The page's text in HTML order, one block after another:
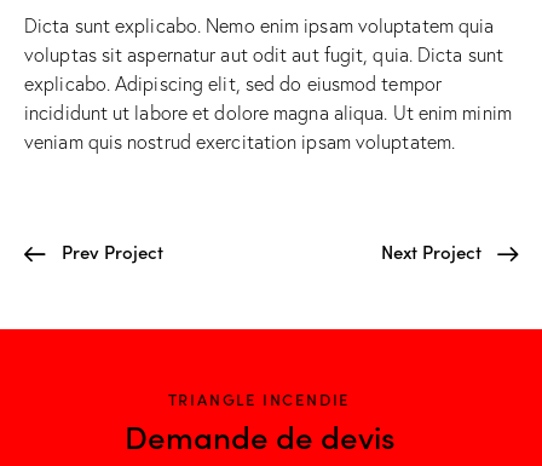
Dicta sunt explicabo. Nemo enim ipsam voluptatem quia
voluptas sit aspernatur aut odit aut fugit, quia. Dicta sunt
explicabo. Adipiscing elit, sed do eiusmod tempor
incididunt ut labore et dolore magna aliqua. Ut enim minim
veniam quis nostrud exercitation ipsam voluptatem.
Prev Project Next Project
TRIANGLE INCENDIE
Demande de devis